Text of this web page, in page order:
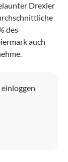
Drexler
des
auch
einloggen